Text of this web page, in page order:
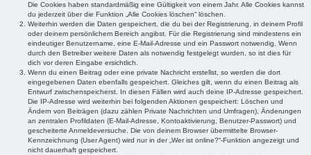
Die Cookies haben standardmäßig eine Gültigkeit von einem Jahr. Alle Cookies kannst
du jederzeit über die Funktion „Alle Cookies löschen“ löschen.
Weiterhin werden die Daten gespeichert, die du bei der Registrierung, in deinem Profil
oder deinem persönlichem Bereich angibst. Für die Registrierung sind mindestens ein
eindeutiger Benutzername, eine E-Mail-Adresse und ein Passwort notwendig. Wenn
durch den Betreiber weitere Daten als notwendig festgelegt wurden, so ist dies für
dich vor deren Eingabe ersichtlich.
Wenn du einen Beitrag oder eine private Nachricht erstellst, so werden die dort
eingegebenen Daten ebenfalls gespeichert. Gleiches gilt, wenn du einen Beitrag als
Entwurf zwischenspeicherst. In diesen Fällen wird auch deine IP-Adresse gespeichert.
Die IP-Adresse wird weiterhin bei folgenden Aktionen gespeichert: Löschen und
Ändern von Beiträgen (dazu zählen Private Nachrichten und Umfragen), Änderungen
an zentralen Profildaten (E-Mail-Adresse, Kontoaktivierung, Benutzer-Passwort) und
gescheiterte Anmeldeversuche. Die von deinem Browser übermittelte Browser-
Kennzeichnung (User Agent) wird nur in der „Wer ist online?“-Funktion angezeigt und
nicht dauerhaft gespeichert.